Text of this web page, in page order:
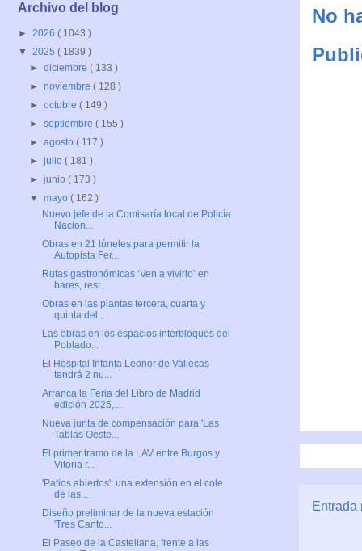
No
Entrada
Archivo del blog
► 2026 ( 1043 )
▼ 2025 ( 1839 )
►diciembre( 133 )
►noviembre( 128 )
►octubre( 149 )
►septiembre( 155 )
►agosto( 117 )
►julio( 181 )
►junio( 173 )
▼mayo( 162 )
Nuevo jefe de la Comisaría local de Policía
Nacion...
Obras en 21 túneles para permitir la
Autopista Fer...
Rutas gastronómicas ‘Ven a vivirlo’ en
bares, rest...
Obras en las plantas tercera, cuarta y
quinta del ...
Las obras en los espacios interbloques del
Poblado...
El Hospital Infanta Leonor de Vallecas
tendrá 2 nu...
Arranca la Feria del Libro de Madrid
edición 2025,...
Nueva junta de compensación para 'Las
Tablas Oeste...
El primer tramo de la LAV entre Burgos y
Vitoria r...
'Patios abiertos': una extensión en el cole
de las...
Diseño preliminar de la nueva estación
'Tres Canto...
El Paseo de la Castellana, frente a las